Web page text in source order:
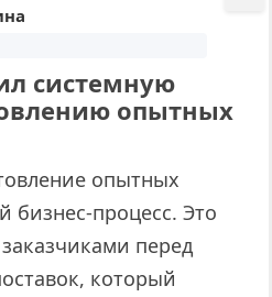
системную
опытных
опытных
бизнес-процесс. Это
перед
который